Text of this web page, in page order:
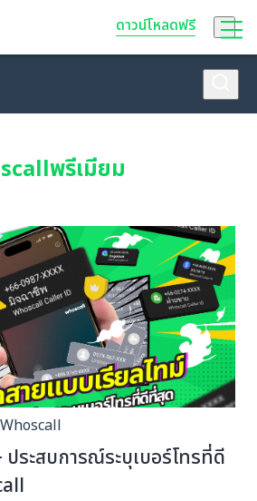
Whoscallดาวน์โหลดฟรี
พรีเมียม
ระสบการณ์ระบุเบอร์โทรที่ดี